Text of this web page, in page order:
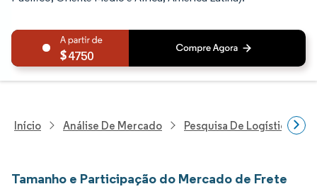
4750
Início Análise De Mercado Pesquisa De Logística
Tamanho e Participação do Mercado de Frete